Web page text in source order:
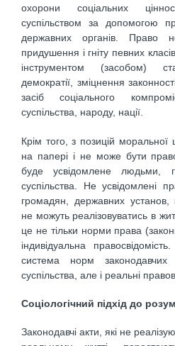
охорони соціальних
суспільством за допомогою
державних органів. Право
придушення і гніту певних
інструментом (засобом)
демократії, зміцнення
засіб соціального
суспільства, народу, нації.
Крім того, з позицій
на папері і не може бути
буде усвідомлене людьми,
суспільства. Не усвідомлені
громадян, державних установ,
не можуть реалізовуватись в
це не тільки норми права
індивідуальна
система норм законодавчих
суспільства, але і реальні
Соціологічний підхід до
Законодавчі акти, які не